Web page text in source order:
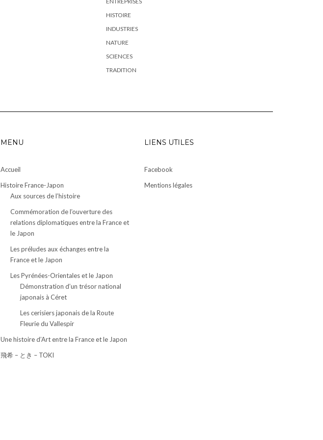
HISTOIRE
INDUSTRIES
NATURE
SCIENCES
TRADITION
MENU
Accueil
Histoire France-Japon
Aux sources de l’histoire
Commémoration de l’ouverture des
relations diplomatiques entre la France et
le Japon
Les préludes aux échanges entre la
France et le Japon
Les Pyrénées-Orientales et le Japon
Démonstration d’un trésor national
japonais à Céret
Les cerisiers japonais de la Route
Fleurie du Vallespir
Une histoire d’Art entre la France et le Japon
飛希 – とき – TOKI
LIENS UTILES
Facebook
Mentions légales